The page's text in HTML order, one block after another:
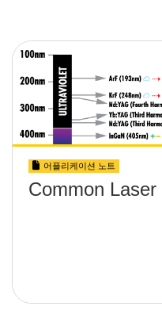
어플리케이션 노트
Common Laser